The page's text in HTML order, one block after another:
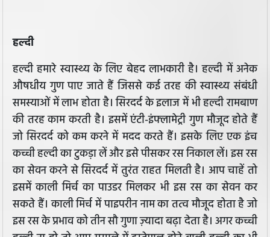
हल्दी
हल्दी हमारे स्वास्थ्य के लिए बेहद लाभकारी है। हल्दी में अनेक
औषधीय गुण पाए जाते हैं जिससे कई तरह की स्वास्थ्य संबंधी
समस्याओं में लाभ होता है। सिरदर्द के इलाज में भी हल्दी रामबाण
की तरह काम करती है। इसमें एंटी-इंफ्लामेट्री गुण मौजूद होते हैं
जो सिरदर्द को कम करने में मदद करते हैं। इसके लिए एक इंच
कच्ची हल्दी का टुकड़ा लें और इसे पीसकर रस निकाल लें। इस रस
का सेवन करने से सिरदर्द में तुरंत राहत मिलती है। आप चाहें तो
इसमें काली मिर्च का पाउडर मिलकर भी इस रस का सेवन कर
सकते हैं। काली मिर्च में पाइपरीन नाम का तत्व मौजूद होता है जो
इस रस के प्रभाव को तीन सौ गुणा ज़्यादा बढ़ा देता है। अगर कच्ची